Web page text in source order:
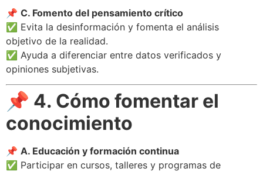
📌 C. Fomento del pensamiento crítico
✅ Evita la desinformación y fomenta el análisis
objetivo de la realidad.
✅ Ayuda a diferenciar entre datos verificados y
opiniones subjetivas.
📌 4. Cómo fomentar el
conocimiento
📌 A. Educación y formación continua
✅ Participar en cursos, talleres y programas de